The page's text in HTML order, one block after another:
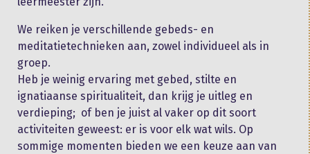
We reiken je verschillende gebeds- en
meditatietechnieken aan, zowel individueel als in
groep.
Heb je weinig ervaring met gebed, stilte en
ignatiaanse spiritualiteit, dan krijg je uitleg en
verdieping; of ben je juist al vaker op dit soort
activiteiten geweest: er is voor elk wat wils. Op
sommige momenten bieden we een keuze aan van